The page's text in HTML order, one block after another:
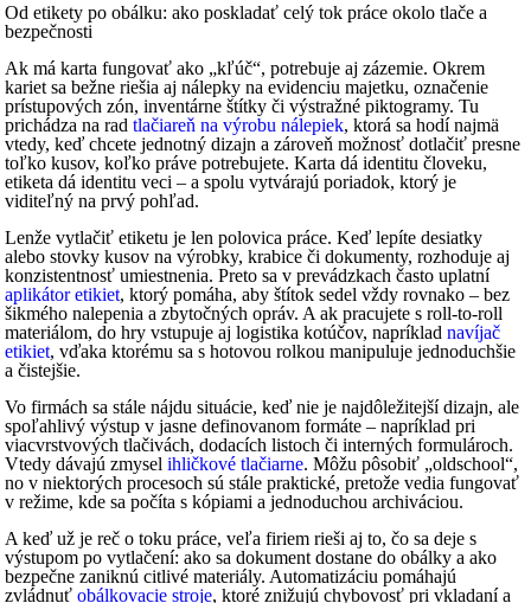
Od etikety po obálku: ako poskladať celý tok práce okolo tlače a
bezpečnosti
Ak má karta fungovať ako „kľúč“, potrebuje aj zázemie. Okrem
kariet sa bežne riešia aj nálepky na evidenciu majetku, označenie
prístupových zón, inventárne štítky či výstražné piktogramy. Tu
prichádza na radtlačiareň na výrobu nálepiek, ktorá sa hodí najmä
vtedy, keď chcete jednotný dizajn a zároveň možnosť dotlačiť presne
toľko kusov, koľko práve potrebujete. Karta dá identitu človeku,
etiketa dá identitu veci – a spolu vytvárajú poriadok, ktorý je
viditeľný na prvý pohľad.
Lenže vytlačiť etiketu je len polovica práce. Keď lepíte desiatky
alebo stovky kusov na výrobky, krabice či dokumenty, rozhoduje aj
konzistentnosť umiestnenia. Preto sa v prevádzkach často uplatní
aplikátor etikiet, ktorý pomáha, aby štítok sedel vždy rovnako – bez
šikmého nalepenia a zbytočných opráv. A ak pracujete s roll-to-roll
materiálom, do hry vstupuje aj logistika kotúčov, napríkladnavíjač
etikiet, vďaka ktorému sa s hotovou rolkou manipuluje jednoduchšie
a čistejšie.
Vo firmách sa stále nájdu situácie, keď nie je najdôležitejší dizajn, ale
spoľahlivý výstup v jasne definovanom formáte – napríklad pri
viacvrstvových tlačivách, dodacích listoch či interných formulároch.
Vtedy dávajú zmyselihličkové tlačiarne. Môžu pôsobiť „oldschool“,
no v niektorých procesoch sú stále praktické, pretože vedia fungovať
v režime, kde sa počíta s kópiami a jednoduchou archiváciou.
A keď už je reč o toku práce, veľa firiem rieši aj to, čo sa deje s
výstupom po vytlačení: ako sa dokument dostane do obálky a ako
bezpečne zaniknú citlivé materiály. Automatizáciu pomáhajú
zvládnuťobálkovacie stroje, ktoré znižujú chybovosť pri vkladaní a